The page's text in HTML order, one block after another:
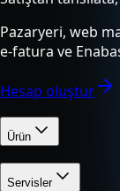
Pazaryeri, web
e-fatura ve
Hesap oluştur
Ürün
Servisler